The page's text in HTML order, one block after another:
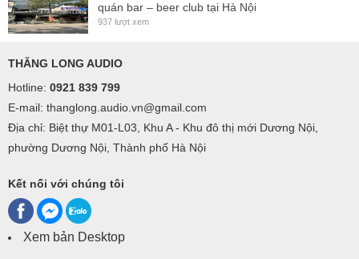
Crosstalk:65 dB
S/N Ratio (A-weighted):
Mains: 220 – 240 V AC- 50/60 Hz
Dimensions (HxWxD):
Weight:21 kg
quán bar – beer club tại Hà Nội
937 lượt xem
THĂNG LONG AUDIO
Hotline: 0921 839 799
E-mail: thanglong.audio.vn@gmail.com
Địa chỉ: Biệt thự M01-L03, Khu A - Khu đô thị mới Dương Nội,
phường Dương Nội, Thành phố Hà Nội
Kết nối với chúng tôi
Xem bản Desktop